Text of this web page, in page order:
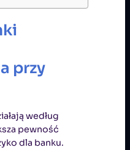
przy
według
pewność
dla banku.